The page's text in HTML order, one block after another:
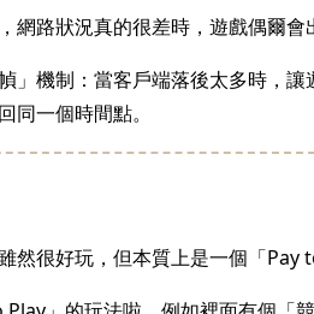
網路狀況真的很差時，遊戲偶爾會
」機制：當客戶端落後太多時，
同一個時間點。
然很好玩，但本質上是一個「Pay